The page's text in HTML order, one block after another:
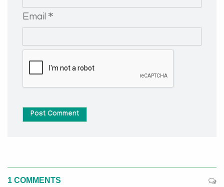
Email *
Post Comment
1 COMMENTS